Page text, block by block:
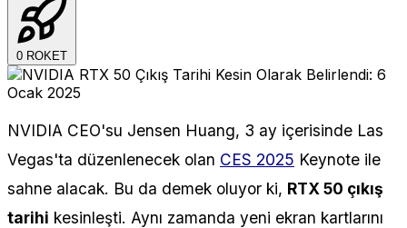
0 ROKET
NVIDIA CEO'su Jensen Huang, 3 ay içerisinde Las
Vegas'ta düzenlenecek olan CES 2025 Keynote ile
sahne alacak. Bu da demek oluyor ki, RTX 50 çıkış
tarihi kesinleşti. Aynı zamanda yeni ekran kartlarını